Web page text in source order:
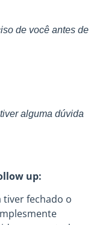
de você antes de
alguma dúvida
up:
tiver fechado o